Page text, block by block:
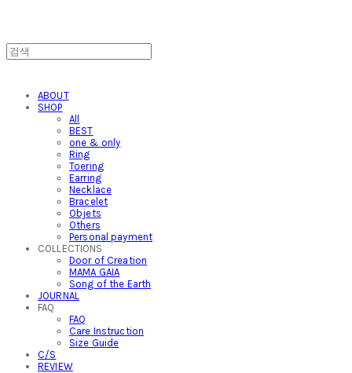
ABOUT
SHOP
All
BEST
one & only
Ring
Toering
Earring
Necklace
Bracelet
Objets
Others
Personal payment
COLLECTIONS
Door of Creation
MAMA GAIA
Song of the Earth
JOURNAL
FAQ
FAQ
Care Instruction
Size Guide
C/S
REVIEW